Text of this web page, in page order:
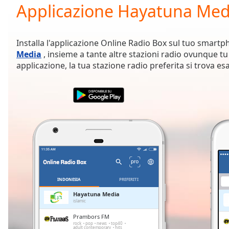
Current
Time0:00
Duration-:-
Loaded:
0.00%
Remaining
Applicazione Hayatuna
Installa l'applicazione Online Radio Box sul tuo
Media , insieme a tante altre stazioni radio ovunque
applicazione, la tua stazione radio preferita si trova
INDONESIA PREFERITI
Hayatuna Media
islamic
Prambors FM
rock pop news top40
adult contemporary hits